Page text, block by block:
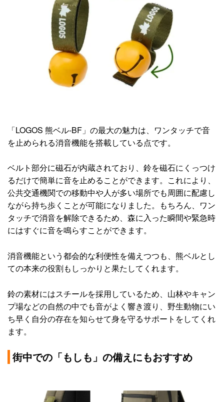
「LOGOS 熊ベル-BF」の最大の魅力は、ワンタッチで音
を止められる消音機能を搭載している点です。
ベルト部分に磁石が内蔵されており、鈴を磁石にくっつけ
るだけで簡単に音を止めることができます。これにより、
公共交通機関での移動中や人が多い場所でも周囲に配慮し
ながら持ち歩くことが可能になりました。もちろん、ワン
タッチで消音を解除できるため、森に入った瞬間や緊急時
にはすぐに音を鳴らすことができます。
消音機能という都会的な利便性を備えつつも、熊ベルとし
ての本来の役割もしっかりと果たしてくれます。
鈴の素材にはスチールを採用しているため、山林やキャン
プ場などの自然の中でも音がよく響き渡り、野生動物にい
ち早く自分の存在を知らせて身を守るサポートをしてくれ
ます。
街中での「もしも」の備えにもおすすめ